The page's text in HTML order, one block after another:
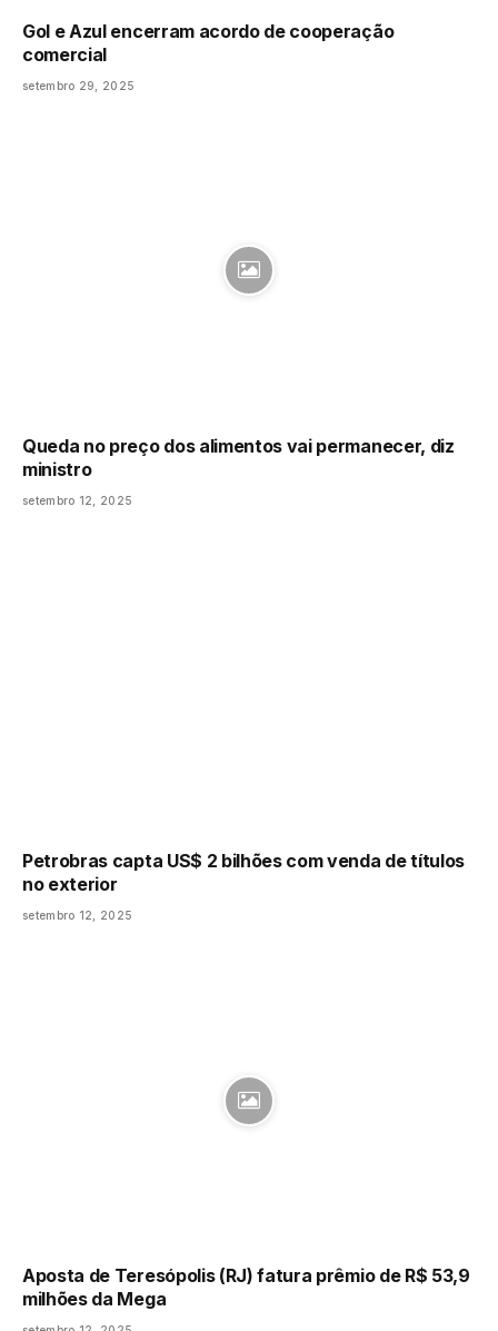
Gol e Azul encerram acordo de cooperação
comercial
setembro 29, 2025
Queda no preço dos alimentos vai permanecer, diz
ministro
setembro 12, 2025
Petrobras capta US$ 2 bilhões com venda de títulos
no exterior
setembro 12, 2025
Aposta de Teresópolis (RJ) fatura prêmio de R$ 53,9
milhões da Mega